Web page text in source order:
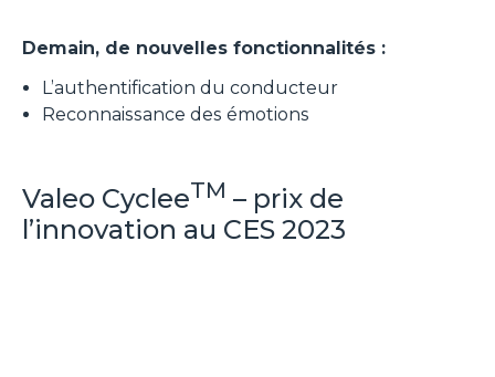
Demain, de nouvelles fonctionnalités :
L’authentification du conducteur
Reconnaissance des émotions
Valeo CycleeTM – prix de
l’innovation au CES 2023